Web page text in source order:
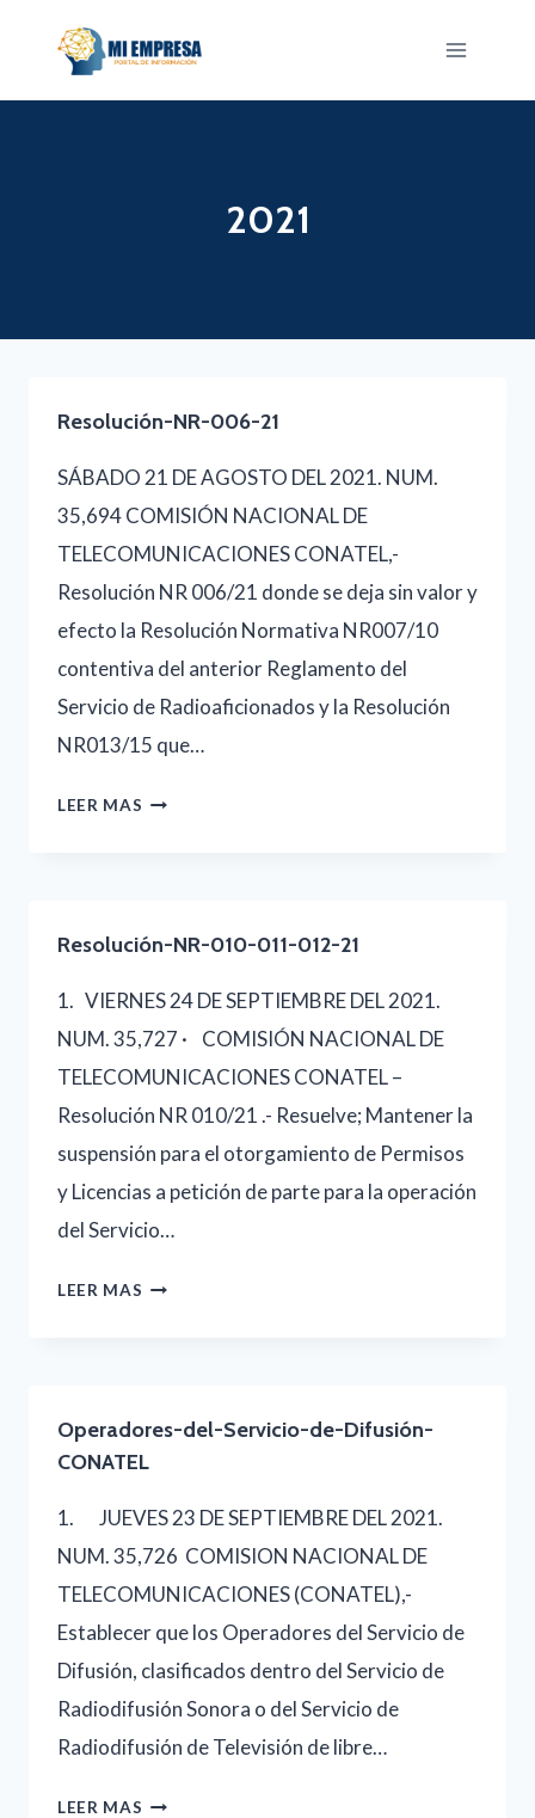
2021
Resolución-NR-006-21
SÁBADO 21 DE AGOSTO DEL 2021. NUM.
35,694 COMISIÓN NACIONAL DE
TELECOMUNICACIONES CONATEL,-
Resolución NR 006/21 donde se deja sin valor y
efecto la Resolución Normativa NR007/10
contentiva del anterior Reglamento del
Servicio de Radioaficionados y la Resolución
NR013/15 que…
LEER MAS RESOLUCIÓN-
Resolución-NR-010-011-012-21
1. VIERNES 24 DE SEPTIEMBRE DEL 2021.
NUM. 35,727 · COMISIÓN NACIONAL DE
TELECOMUNICACIONES CONATEL –
Resolución NR 010/21 .- Resuelve; Mantener la
suspensión para el otorgamiento de Permisos
y Licencias a petición de parte para la operación
del Servicio…
LEER MAS RESOLUCIÓN-
012-
Operadores-del-Servicio-de-Difusión-
CONATEL
1. JUEVES 23 DE SEPTIEMBRE DEL 2021.
NUM. 35,726 COMISION NACIONAL DE
TELECOMUNICACIONES (CONATEL),-
Establecer que los Operadores del Servicio de
Difusión, clasificados dentro del Servicio de
Radiodifusión Sonora o del Servicio de
Radiodifusión de Televisión de libre…
LEER MAS OPERADORES-